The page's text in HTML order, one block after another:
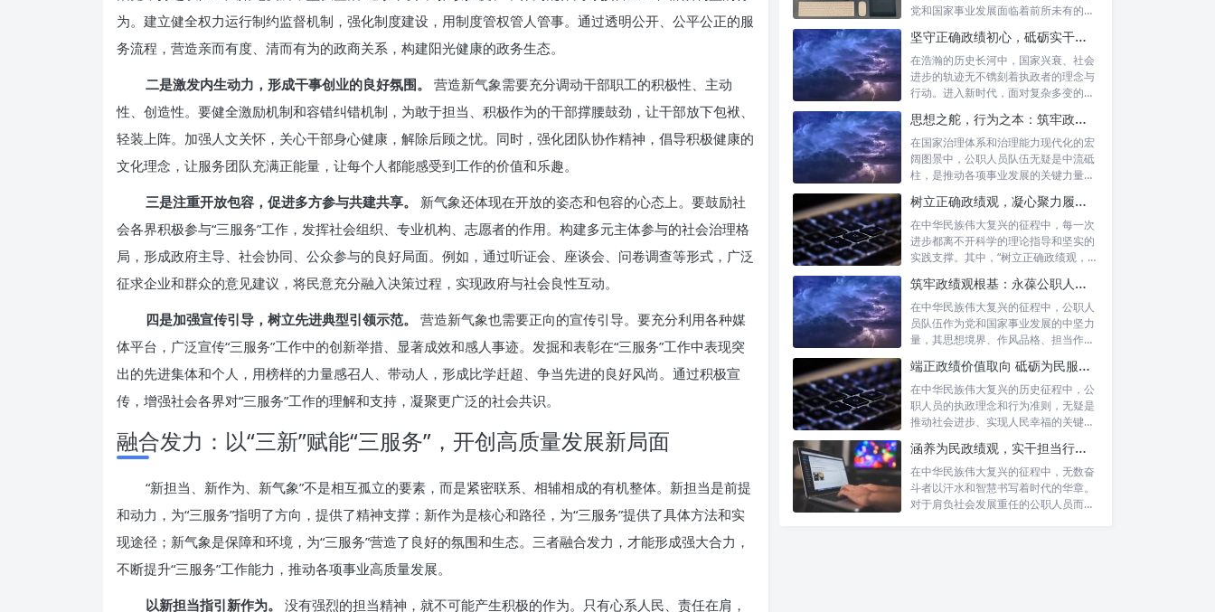
为。建立健全权力运行制约监督机制，强化制度建设，用制度管权管人管事。通过透明公开、公平公正的服
务流程，营造亲而有度、清而有为的政商关系，构建阳光健康的政务生态。
二是激发内生动力，形成干事创业的良好氛围。
营造新气象需要充分调动干部职工的积极性、主动
性、创造性。要健全激励机制和容错纠错机制，为敢于担当、积极作为的干部撑腰鼓劲，让干部放下包袱、
轻装上阵。加强人文关怀，关心干部身心健康，解除后顾之忧。同时，强化团队协作精神，倡导积极健康的
文化理念，让服务团队充满正能量，让每个人都能感受到工作的价值和乐趣。
三是注重开放包容，促进多方参与共建共享。
新气象还体现在开放的姿态和包容的心态上。要鼓励社
会各界积极参与“三服务”工作，发挥社会组织、专业机构、志愿者的作用。构建多元主体参与的社会治理格
局，形成政府主导、社会协同、公众参与的良好局面。例如，通过听证会、座谈会、问卷调查等形式，广泛
征求企业和群众的意见建议，将民意充分融入决策过程，实现政府与社会良性互动。
四是加强宣传引导，树立先进典型引领示范。
营造新气象也需要正向的宣传引导。要充分利用各种媒
体平台，广泛宣传“三服务”工作中的创新举措、显著成效和感人事迹。发掘和表彰在“三服务”工作中表现突
出的先进集体和个人，用榜样的力量感召人、带动人，形成比学赶超、争当先进的良好风尚。通过积极宣
传，增强社会各界对“三服务”工作的理解和支持，凝聚更广泛的社会共识。
融合发力：以“三新”赋能“三服务”，开创高质量发展新局面
“新担当、新作为、新气象”不是相互孤立的要素，而是紧密联系、相辅相成的有机整体。新担当是前提
和动力，为“三服务”指明了方向，提供了精神支撑；新作为是核心和路径，为“三服务”提供了具体方法和实
现途径；新气象是保障和环境，为“三服务”营造了良好的氛围和生态。三者融合发力，才能形成强大合力，
不断提升“三服务”工作能力，推动各项事业高质量发展。
以新担当指引新作为。
没有强烈的担当精神，就不可能产生积极的作为。只有心系人民、责任在肩，
党和国家事业发展面临着前所未有的机
坚守正确政绩初心，砥砺实干担当精神：新时代高质量发展的核心引擎
在浩瀚的历史长河中，国家兴衰、社会
进步的轨迹无不镌刻着执政者的理念与
行动。进入新时代，面对复杂多变的国
思想之舵，行为之本：筑牢政绩观根基，永葆公职人员本色
在国家治理体系和治理能力现代化的宏
阔图景中，公职人员队伍无疑是中流砥
柱，是推动各项事业发展的关键力量。
树立正确政绩观，凝心聚力履职尽责：新时代下的治理智慧与实践路径
在中华民族伟大复兴的征程中，每一次
进步都离不开科学的理论指导和坚实的
实践支撑。其中，“树立正确政绩观，凝
筑牢政绩观根基：永葆公职人员本色的时代考量与实践路径
在中华民族伟大复兴的征程中，公职人
员队伍作为党和国家事业发展的中坚力
量，其思想境界、作风品格、担当作为
端正政绩价值取向 砥砺为民服务初心：新时代公仆的责任与担当
在中华民族伟大复兴的历史征程中，公
职人员的执政理念和行为准则，无疑是
推动社会进步、实现人民幸福的关键所
涵养为民政绩观，实干担当行稳致远：新时代公仆的价值坐标与实践航向
在中华民族伟大复兴的征程中，无数奋
斗者以汗水和智慧书写着时代的华章。
对于肩负社会发展重任的公职人员而